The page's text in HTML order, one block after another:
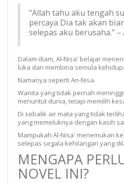
“Allah tahu aku tengah
percaya Dia tak akan
selepas aku berusaha.”
Dalam diam, Al-Nisa' belajar
luka dan membina semula
Namanya seperti An-Nisa.
Wanita yang tidak pernah
menuntut dunia, tetapi memilih
Di sebalik air mata yang tidak
yang memeluknya dengan kasih
Mampukah Al-Nisa' menemukan
selepas segala kehilangan yang
MENGAPA
NOVEL INI?